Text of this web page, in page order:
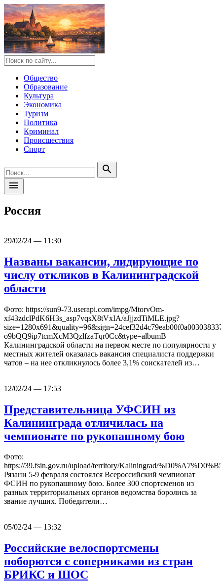
Общество
Образование
Культура
Экономика
Туризм
Политика
Криминал
Происшествия
Спорт
search
menu
Россия
29/02/24 — 11:30
Названы вакансии, лидирующие по
числу откликов в Калининградской
области
Фото: https://sun9-73.userapi.com/impg/MtorvOm-
xf43zdclPdK6H3s_asp7vqsX8tVxIA/aJjjzdTiMLE.jpg?
o9bQQ9ip7tcmXcM3QzlfzaTqr0Cc&type=albumВ
Калининградской области на первом месте по популярности у
местных жителей оказалась вакансия специалиста поддержки
чатов – на нее откликнулось более 3,1% соискателей из…
12/02/24 — 17:53
Представительница УФСИН из
Калининграда отличилась на
чемпионате по рукопашному бою
Фото:
https://39.fsin.gov.ru/upload/territory/Kaliningrad/
Рязани 5-9 февраля состоялся Всероссийский чемпионат
ФСИН по рукопашному бою. Более 300 спортсменов из
разных территориальных органов ведомства боролись за
звание лучших. Победители…
05/02/24 — 13:32
Российские велоспортсмены
поборются с соперниками из стран
БРИКС и ШОС